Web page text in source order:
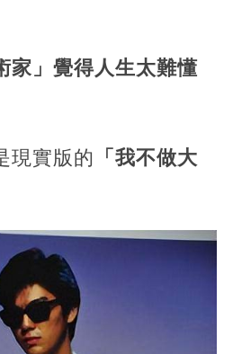
家」覺得人生太難懂
現實版的
「我不做大